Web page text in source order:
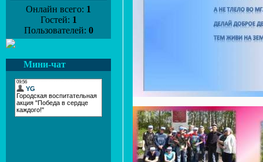
Онлайн всего: 1
Гостей: 1
Пользователей: 0
Мини-чат